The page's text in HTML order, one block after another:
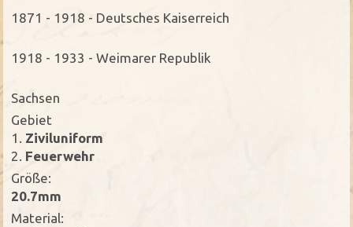
1871 - 1918 - Deutsches Kaiserreich
1918 - 1933 - Weimarer Republik
Sachsen
Gebiet
1. Ziviluniform
2. Feuerwehr
Größe:
20.7mm
Material: